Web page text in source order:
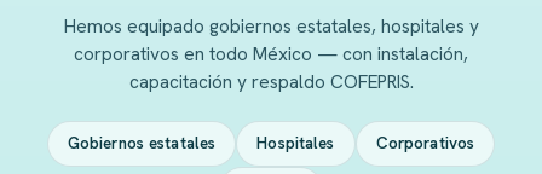
Hemos equipado gobiernos estatales, hospitales y
corporativos en todo México — con instalación,
capacitación y respaldo COFEPRIS.
Gobiernos estatales Hospitales Corporativos